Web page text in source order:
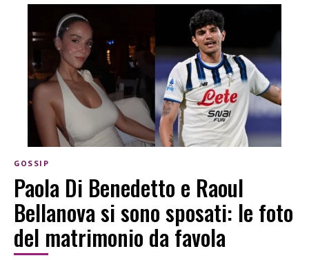
GOSSIP
Paola Di Benedetto e Raoul
Bellanova si sono sposati: le foto
del matrimonio da favola